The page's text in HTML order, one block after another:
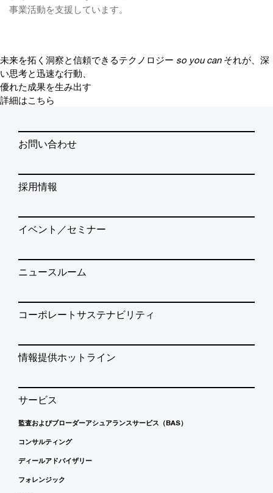
事業活動を支援しています。
未来を拓く洞察と信頼できるテクノロジー so you can それが、深
い思考と迅速な行動、
優れた成果を生み出す
詳細はこちら
お問い合わせ
採用情報
イベント／セミナー
ニュースルーム
コーポレートサステナビリティ
情報提供ホットライン
サービス
監査およびブローダーアシュアランスサービス（BAS）
コンサルティング
ディールアドバイザリー
フォレンジック